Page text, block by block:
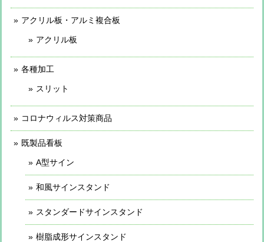
アクリル板・アルミ複合板
アクリル板
各種加工
スリット
コロナウィルス対策商品
既製品看板
A型サイン
和風サインスタンド
スタンダードサインスタンド
樹脂成形サインスタンド